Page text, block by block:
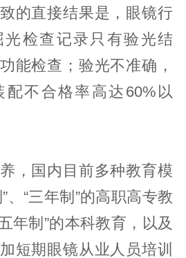
的直接结果是，眼镜行
光检查记录只有验光结
能检查；验光不准确，
配不合格率高达60%以
，国内目前多种教育模
、“三年制”的高职高专教
年制”的本科教育，以及
短期眼镜从业人员培训